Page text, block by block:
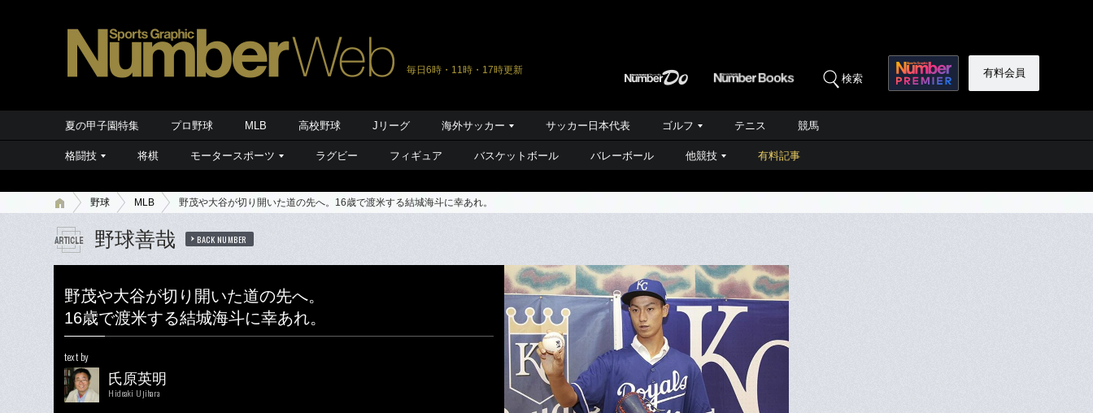
毎日6時・11時・17時更新
検索 有料会員
夏の甲子園特集 プロ野球 MLB 高校野球 Jリーグ 海外サッカー サッカー日本代表 ゴルフ テニス 競馬
格闘技 将棋 モータースポーツ ラグビー フィギュア バスケットボール バレーボール 他競技 有料記事
野球 MLB 野茂や大谷が切り開いた道の先へ。16歳で渡米する結城海斗に幸あれ。
野球善哉 BACK NUMBER
野茂や大谷が切り開いた道の先へ。
16歳で渡米する結城海斗に幸あれ。
text by
氏原英明
Hideaki Ujihara